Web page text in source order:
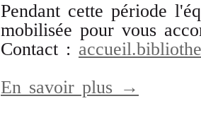
Pendant cette période
mobilisée pour vous
Contact :
En savoir plus →